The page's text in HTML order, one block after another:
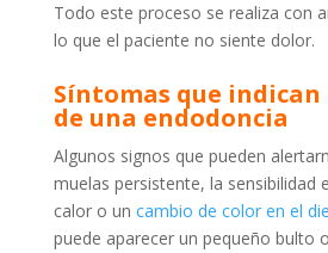
Todo este proceso se realiza con
lo que el paciente no siente dolor.
Síntomas que indican
de una endodoncia
Algunos signos que pueden
muelas persistente, la sensibilidad
calor o un cambio de color en el
puede aparecer un pequeño bulto